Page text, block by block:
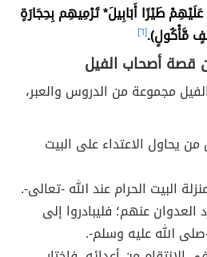
طَيْرًا أَبَابِيلَ* تَرْمِيهِم بِحِجَارَةٍ
مَّأْكُولٍ).[٦]
قصة أصحاب الفيل
مجموعة من الدروس والعبر،
يحاول الاعتداء على البيت
البيت الحرام عند الله -تعالى-.
عنهم؛ فليبادروا إلى
الله عليه وسلم-.